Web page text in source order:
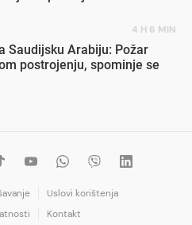
4 H 6 MIN
Saudijsku Arabiju: Požar
postrojenju, spominje se
Uslovi korištenja
Kontakt